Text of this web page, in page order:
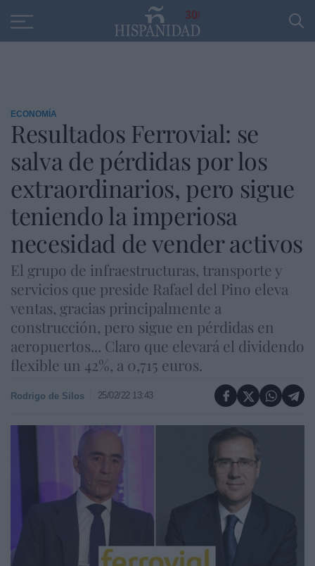
30
ECONOMÍA
Resultados Ferrovial: se
salva de pérdidas por los
extraordinarios, pero sigue
teniendo la imperiosa
necesidad de vender activos
El grupo de infraestructuras, transporte y
servicios que preside Rafael del Pino eleva
ventas, gracias principalmente a
construcción, pero sigue en pérdidas en
aeropuertos... Claro que elevará el dividendo
flexible un 42%, a 0,715 euros.
Rodrigo de Silos 25/02/22 13:43